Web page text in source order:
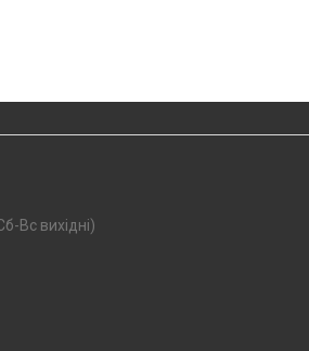
Вс вихідні)